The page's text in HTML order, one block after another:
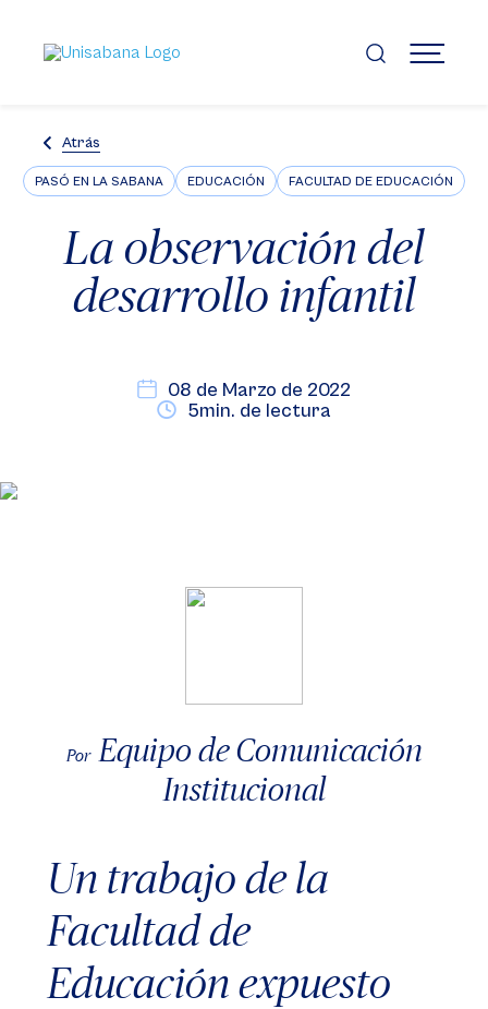
contenido
principal
MENÚ
Atrás
PASÓ EN LA SABANA EDUCACIÓN FACULTAD DE EDUCACIÓN
La observación del
desarrollo infantil
08 de Marzo de 2022
5min. de lectura
Por Equipo de Comunicación
Institucional
Un trabajo de la
Facultad de
Educación expuesto